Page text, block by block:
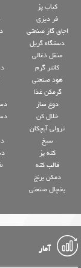
کباب پز
فر دیزی
اجاق گاز صنعتی
دستگاه گریل
منقل ذغالی
کانتر گرم
هود صنعتی
گرمکن غذا
دوغ ساز
خلال کن
ترولی آبچکان
سیخ
کته پز
قالب کته
دمکن برنج
یخچال صنعتی
آمار